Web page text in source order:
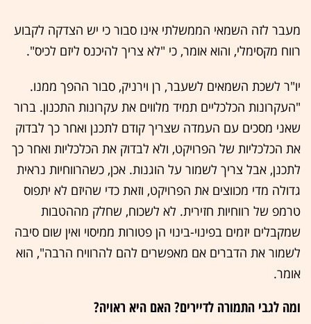
מעבר לזה השמאי הממשלתי אינו סבור כי יש הצדקה לקבוע
רווח מקסימלי, והוא אומר, כי "לא צריך להיכנס ליזם לכיס".
יו"ר לשכת השמאים לשעבר, רן וירניק, סבור ההפך ממנו.
"העקרונות הכלכליים תמיד מלווים את עקרונות התכנון. ברור
שאני מסכים עם העמדה שצריך קודם לתכנן ואחר כך לבדוק
את הכלכליות של הפרויקט, ולא לבדוק את הכלכליות ואחר כך
לתכנן, אבל צריך לשמור על הוגנות. אכן, כשהרווחיות נראית
גדולה מדי מכווצים את הפרויקט, וזאת כדי שהיזם לא יתפוס
טרמפ של רווחיות חזירית. לא לשכוח, שחלק מההטבות
שמקבלים יזמים בפינוי-בינוי הן פטורות ממיסוי ואין שום סיבה
לשמור את הדברים אם מאפשרים להם להרוויח הרבה", הוא
אומר.
ומה לגבי התמורה לדיירים? האם היא ראויה?